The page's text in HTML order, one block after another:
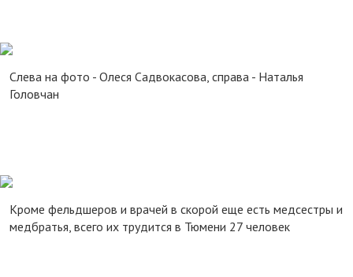
Слева на фото - Олеся Садвокасова, справа - Наталья
Головчан
Кроме фельдшеров и врачей в скорой еще есть медсестры и
медбратья, всего их трудится в Тюмени 27 человек